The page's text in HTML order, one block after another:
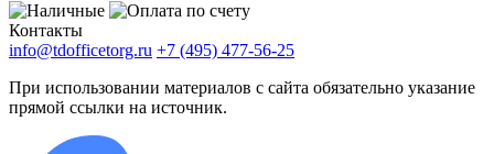
Контакты
info@tdofficetorg.ru +7 (495) 477-56-25
При использовании материалов с сайта обязательно указание
прямой ссылки на источник.